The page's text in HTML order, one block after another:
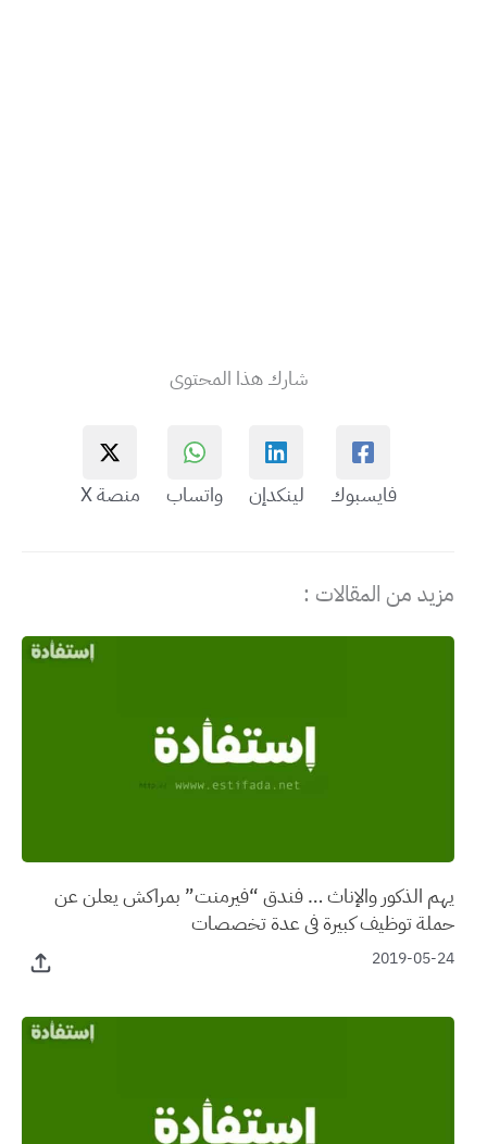
شارك هذا المحتوى
فايسبوك لينكدإن واتساب منصة X
مزيد من المقالات :
يهم الذكور والإناث … فندق “فيرمنت” بمراكش يعلن عن
حملة توظيف كبيرة في عدة تخصصات
2019-05-24